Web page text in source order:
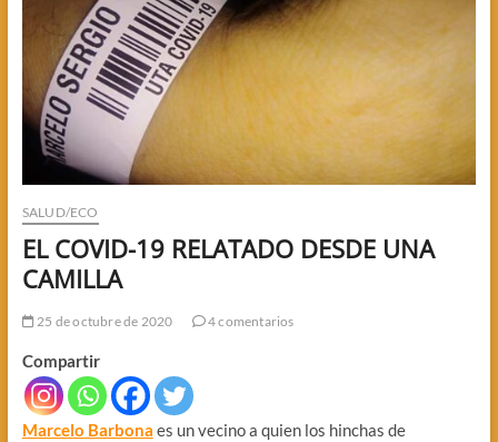
SALUD/ECO
EL COVID-19 RELATADO DESDE UNA
CAMILLA
25 de octubre de 2020 4 comentarios
Compartir
Marcelo Barbona es un vecino a quien los hinchas de